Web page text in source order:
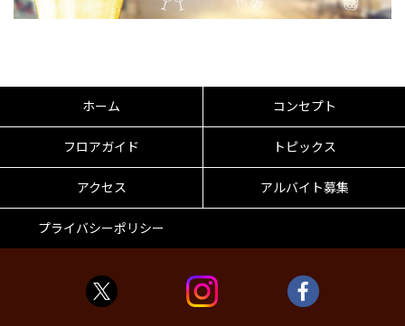
ホーム コンセプト
フロアガイド トピックス
アクセス アルバイト募集
プライバシーポリシー